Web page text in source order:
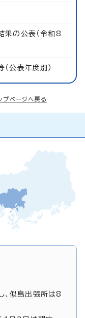
果の公表（令和8
公表年度別）
プページへ戻る
似島出張所は8